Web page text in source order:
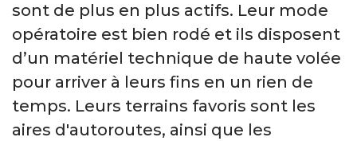
sont de plus en plus actifs. Leur mode
opératoire est bien rodé et ils disposent
d’un matériel technique de haute volée
pour arriver à leurs fins en un rien de
temps. Leurs terrains favoris sont les
aires d'autoroutes, ainsi que les